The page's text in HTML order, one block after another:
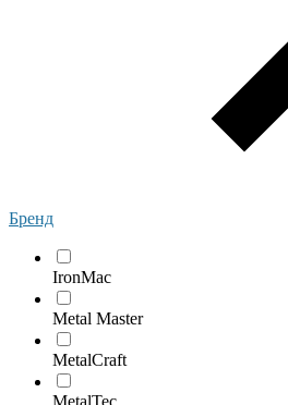
Бренд
IronMac
Metal Master
MetalCraft
MetalTec